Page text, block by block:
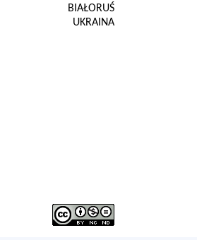
BIAŁORUŚ
UKRAINA